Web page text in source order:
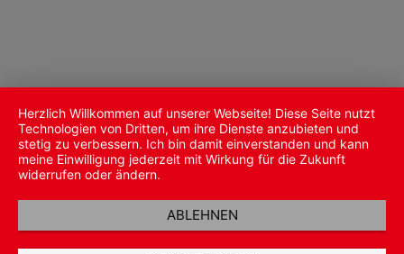
Herzlich Willkommen auf unserer Webseite! Diese Seite nutzt
Technologien von Dritten, um ihre Dienste anzubieten und
stetig zu verbessern. Ich bin damit einverstanden und kann
meine Einwilligung jederzeit mit Wirkung für die Zukunft
widerrufen oder ändern.
ABLEHNEN